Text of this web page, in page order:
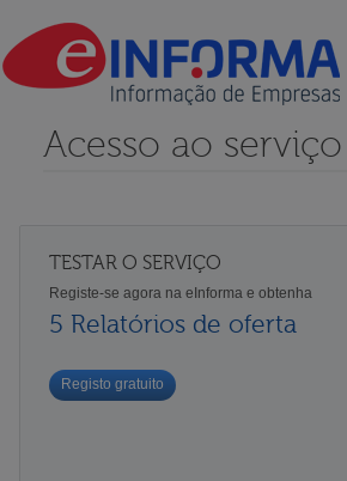
Acesso ao serviço
TESTAR O SERVIÇO
Registe-se agora na eInforma e obtenha
5 Relatórios de oferta
Registo gratuito